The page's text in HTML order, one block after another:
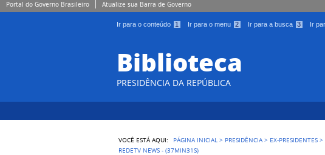
Portal do Governo Brasileiro Atualize sua Barra de Governo
Ir para o conteúdo 1 Ir para o menu 2 Ir para a busca 3 Ir
Biblioteca
PRESIDÊNCIA DA REPÚBLICA
VOCÊ ESTÁ AQUI: PÁGINA INICIAL > PRESIDÊNCIA > EX-PRESIDENTES >
REDETV NEWS - (37MIN31S)